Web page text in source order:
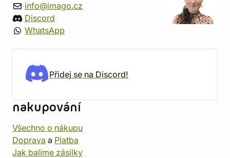
info@imago.cz
Discord
WhatsApp
Přidej se na Discord!
nakupování
Všechno o nákupu
Doprava a Platba
Jak balíme zásilky